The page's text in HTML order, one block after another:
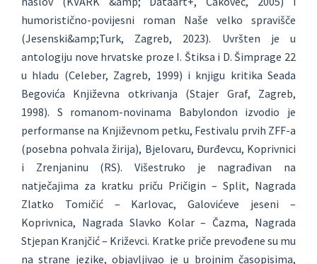
humoristično-povijesni roman Naše velko spravišče
(Jesenski&amp;Turk, Zagreb, 2023). Uvršten je u
antologiju nove hrvatske proze I. Štiksa i D. Šimprage 22
u hladu (Celeber, Zagreb, 1999) i knjigu kritika Seada
Begovića Književna otkrivanja (Stajer Graf, Zagreb,
1998). S romanom-novinama Babylondon izvodio je
performanse na Književnom petku, Festivalu prvih ZFF-a
(posebna pohvala žirija), Bjelovaru, Đurđevcu, Koprivnici
i Zrenjaninu (RS). Višestruko je nagrađivan na
natječajima za kratku priču Pričigin – Split, Nagrada
Zlatko Tomičić – Karlovac, Galovićeve jeseni –
Koprivnica, Nagrada Slavko Kolar – Čazma, Nagrada
Stjepan Kranjčić – Križevci. Kratke priče prevođene su mu
na strane jezike, objavljivao je u brojnim časopisima,